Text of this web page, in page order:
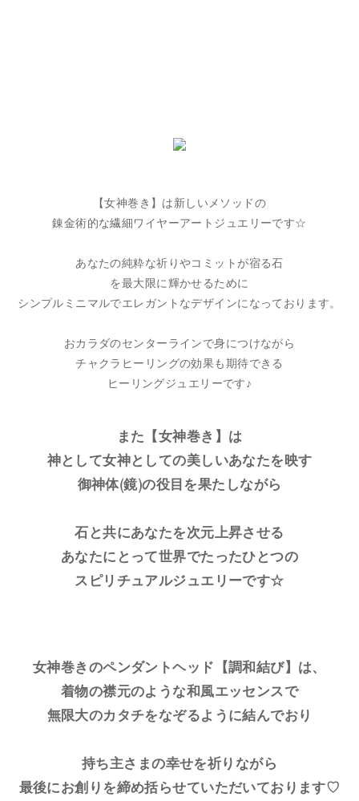
【女神巻き】は新しいメソッドの
錬金術的な繊細ワイヤーアートジュエリーです☆
あなたの純粋な祈りやコミットが宿る石
を最大限に輝かせるために
シンプルミニマルでエレガントなデザインになっております。
おカラダのセンターラインで身につけながら
チャクラヒーリングの効果も期待できる
ヒーリングジュエリーです♪
また【女神巻き】は
神として女神としての美しいあなたを映す
御神体(鏡)の役目を果たしながら
石と共にあなたを次元上昇させる
あなたにとって世界でたったひとつの
スピリチュアルジュエリーです☆
女神巻きのペンダントヘッド【調和結び】は、
着物の襟元のような和風エッセンスで
無限大のカタチをなぞるように結んでおり
持ち主さまの幸せを祈りながら
最後にお創りを締め括らせていただいております♡